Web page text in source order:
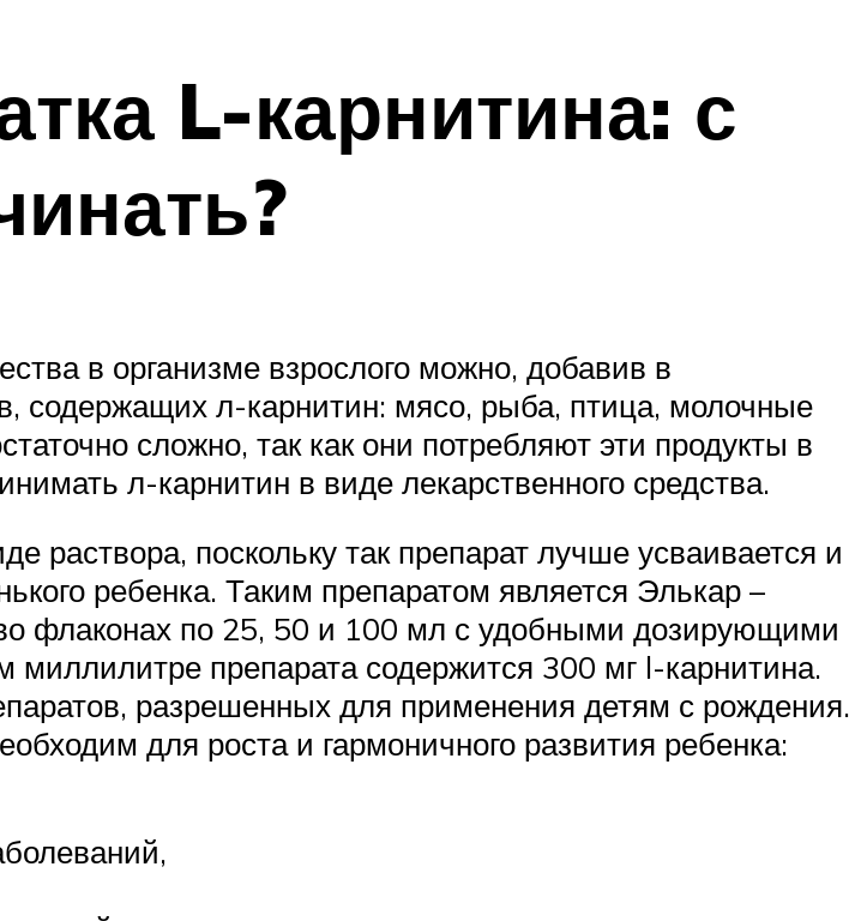
L-карнитина: с
в организме взрослого можно, добавив в
содержащих л-карнитин: мясо, рыба, птица, молочные
сложно, так как они потребляют эти продукты в
л-карнитин в виде лекарственного средства.
раствора, поскольку так препарат лучше усваивается и
ребенка. Таким препаратом является Элькар –
флаконах по 25, 50 и 100 мл с удобными дозирующими
миллилитре препарата содержится 300 мг l-карнитина.
разрешенных для применения детям с рождения.
для роста и гармоничного развития ребенка: